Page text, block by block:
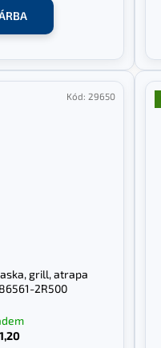
grill, atrapa
2R500
Kód: 29650